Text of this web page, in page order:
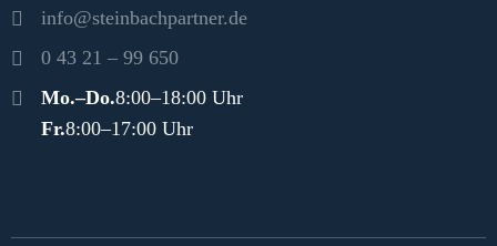
info@steinbachpartner.de
0 43 21 – 99 650
Öffnungszeiten
Mo.–Do.8:00–18:00 Uhr
Fr.8:00–17:00 Uhr